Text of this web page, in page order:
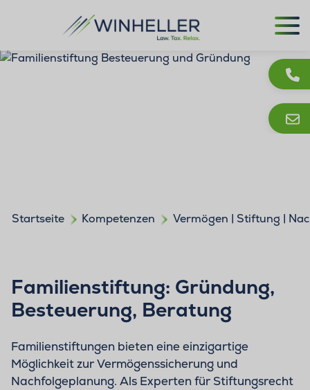
Startseite Kompetenzen Vermögen | Stiftung |
Familienstiftung: Gründung,
Besteuerung, Beratung
Familienstiftungen bieten eine einzigartige
Möglichkeit zur Vermögenssicherung und
Nachfolgeplanung. Als Experten für Stiftungsrecht